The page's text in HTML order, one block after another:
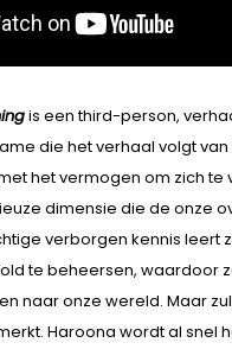
is een third-person,
die het verhaal volgt van
het vermogen om zich te
dimensie die de onze
verborgen kennis leert
te beheersen, waardoor
naar onze wereld. Maar
Haroona wordt al snel